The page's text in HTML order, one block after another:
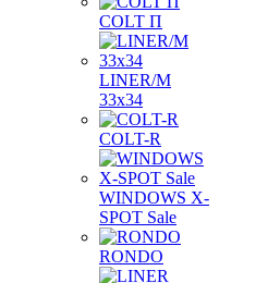
COLT П
LINER/М
33х34
COLT-R
WINDOWS X-
SPOT Sale
RONDO